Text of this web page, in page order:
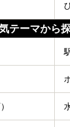
テーマから